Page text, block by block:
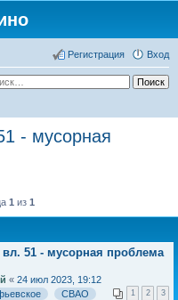
Вход
Регистрация
- мусорная
1 из 1
51 - мусорная проблема
« 24 июл 2023, 19:12
1 2 3
СВАО